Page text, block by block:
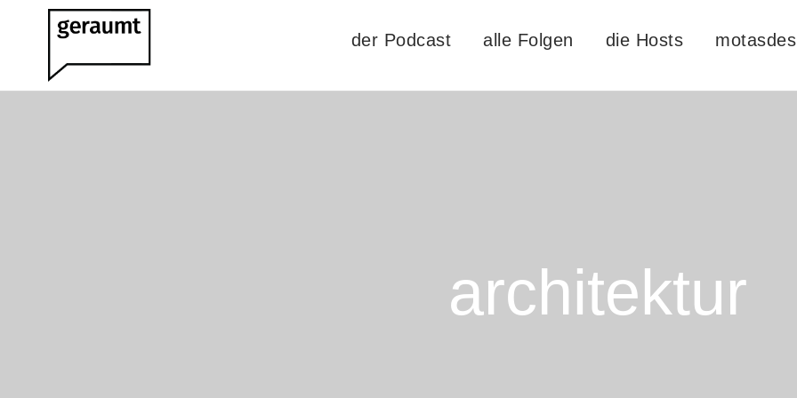
der Podcast alle Folgen die Hosts
architektur